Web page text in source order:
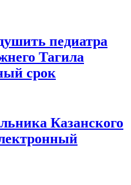
педиатра
Тагила
срок
Казанского